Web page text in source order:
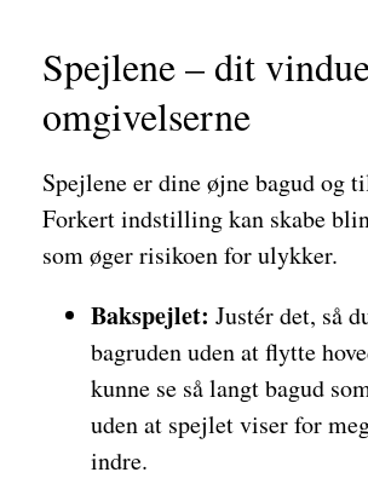
Spejlene – dit
omgivelserne
Spejlene er dine øjne bagud og
Forkert indstilling kan skabe
som øger risikoen for ulykker.
Bakspejlet: Justér det, så
bagruden uden at flytte
kunne se så langt bagud
uden at spejlet viser for
indre.